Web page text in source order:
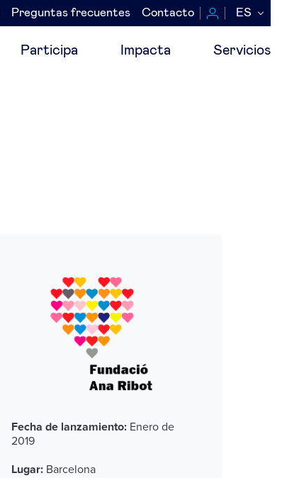
Preguntas frecuentes Contacto ES
Participa Impacta Servicios
Fecha de lanzamiento: Enero de
2019
Lugar: Barcelona